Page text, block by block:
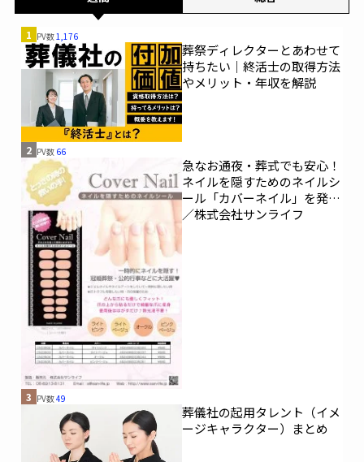
1 PV数1,176
葬祭ディレクターとあわせて
持ちたい｜終活士の取得方法
やメリット・年収を解説
2 PV数 66
急なお通夜・葬式でも安心！
ネイルを隠すためのネイルシ
ール「カバーネイル」を発売
／株式会社サンライフ
3 PV数49
葬儀社の起用タレント（イメ
ージキャラクター）まとめ